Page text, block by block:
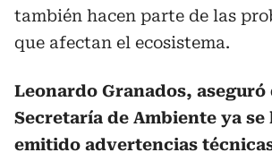
también hacen parte de las
que afectan el ecosistema.
Leonardo Granados, aseguró
Secretaría de Ambiente ya se
emitido advertencias